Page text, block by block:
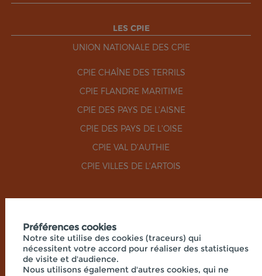
LES CPIE
UNION NATIONALE DES CPIE
CPIE CHAÎNE DES TERRILS
CPIE FLANDRE MARITIME
CPIE DES PAYS DE L'AISNE
CPIE DES PAYS DE L'OISE
CPIE VAL D'AUTHIE
CPIE VILLES DE L'ARTOIS
Préférences cookies
Notre site utilise des cookies (traceurs) qui
nécessitent votre accord pour réaliser des statistiques
de visite et d'audience.
Nous utilisons également d'autres cookies, qui ne